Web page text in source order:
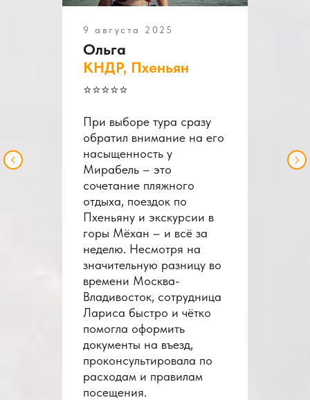
9 августа 2025
Ольга
КНДР, Пхеньян
⭐️⭐️⭐️⭐️⭐️
При выборе тура сразу
обратил внимание на его
насыщенность у
Мирабель – это
сочетание пляжного
отдыха, поездок по
Пхеньяну и экскурсии в
горы Мёхан – и всё за
неделю. Несмотря на
значительную разницу во
времени Москва-
Владивосток, сотрудница
Лариса быстро и чётко
помогла оформить
документы на въезд,
проконсультировала по
расходам и правилам
посещения.